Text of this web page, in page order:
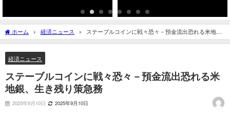
ホーム 経済ニュース
ステーブルコインに戦々恐々－預金流出恐れる米地
銀、生き残り策急務
経済ニュース
ステーブルコインに戦々恐々－預金流出恐れる米
地銀、生き残り策急務
2025年9月10日 2025年9月10日